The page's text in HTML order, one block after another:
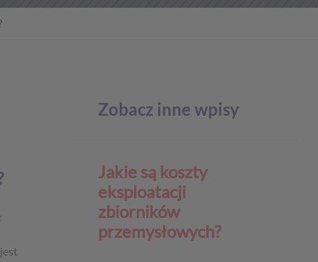
Zobacz inne wpisy
Jakie są koszty
eksploatacji
zbiorników
przemysłowych?